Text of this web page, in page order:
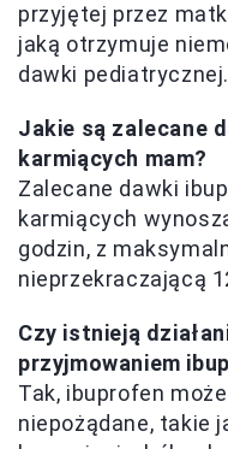
przyjętej przez
jaką otrzymuje
dawki pediatrycznej.
Jakie są zalecane
karmiących mam?
Zalecane dawki
karmiących
godzin, z
nieprzekraczającą
Czy istnieją
przyjmowaniem
Tak, ibuprofen
niepożądane, takie